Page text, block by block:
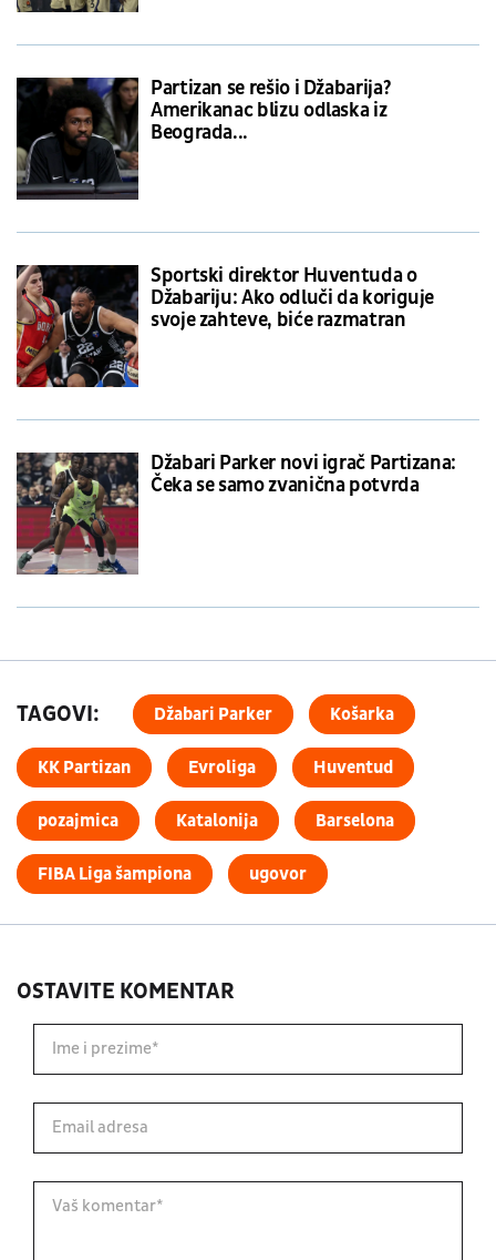
Partizan se rešio i Džabarija?
Amerikanac blizu odlaska iz
Beograda...
Sportski direktor Huventuda o
Džabariju: Ako odluči da koriguje
svoje zahteve, biće razmatran
Džabari Parker novi igrač Partizana:
Čeka se samo zvanična potvrda
TAGOVI: Džabari Parker Košarka
KK Partizan Evroliga Huventud
pozajmica Katalonija Barselona
FIBA Liga šampiona ugovor
OSTAVITE KOMENTAR